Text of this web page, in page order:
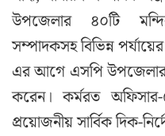
উপজেলার ৪০টি
সম্পাদকসহ বিভিন্ন
এর আগে এসপি উপজেলার
করেন। কর্মরত অফিসার-
প্রয়োজনীয় সার্বিক দিক-